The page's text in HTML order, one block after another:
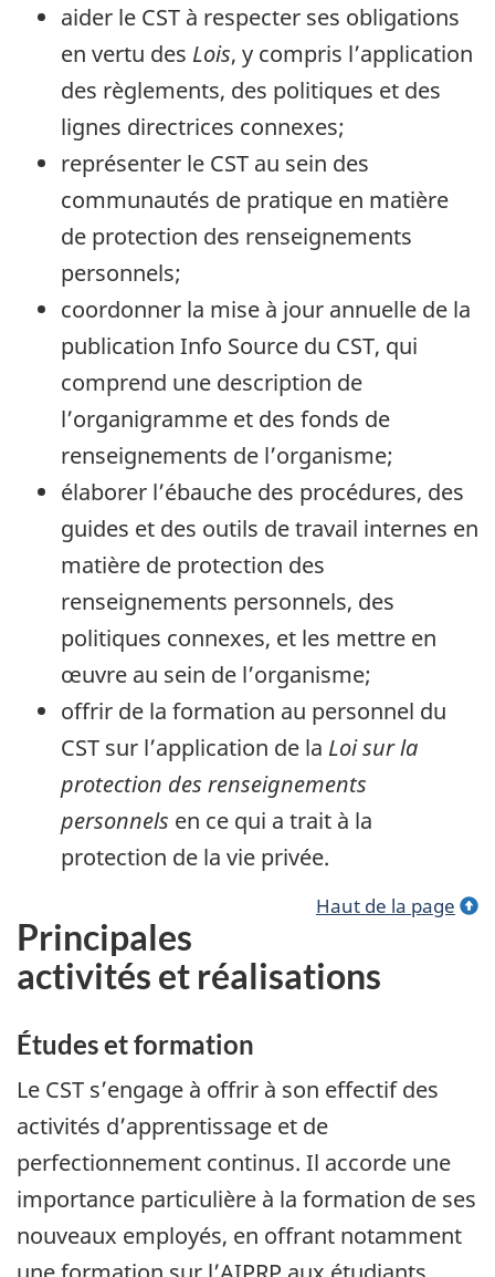
aider le CST à respecter ses obligations
en vertu des Lois, y compris l’application
des règlements, des politiques et des
lignes directrices connexes;
représenter le CST au sein des
communautés de pratique en matière
de protection des renseignements
personnels;
coordonner la mise à jour annuelle de la
publication Info Source du CST, qui
comprend une description de
l’organigramme et des fonds de
renseignements de l’organisme;
élaborer l’ébauche des procédures, des
guides et des outils de travail internes en
matière de protection des
renseignements personnels, des
politiques connexes, et les mettre en
œuvre au sein de l’organisme;
offrir de la formation au personnel du
CST sur l’application de la Loi sur la
protection des renseignements
personnels en ce qui a trait à la
protection de la vie privée.
Haut de la page
Principales
activités et réalisations
Études et formation
Le CST s’engage à offrir à son effectif des
activités d’apprentissage et de
perfectionnement continus. Il accorde une
importance particulière à la formation de ses
nouveaux employés, en offrant notamment